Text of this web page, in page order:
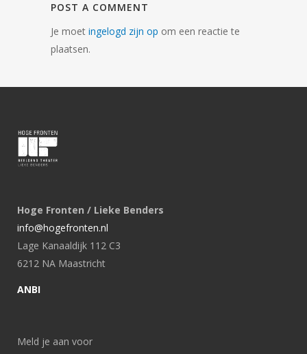
POST A COMMENT
Je moet ingelogd zijn op om een reactie te
plaatsen.
Hoge Fronten / Lieke Benders
info@hogefronten.nl
Lage Kanaaldijk 112 C3
6212 NA Maastricht
ANBI
Meld je aan voor